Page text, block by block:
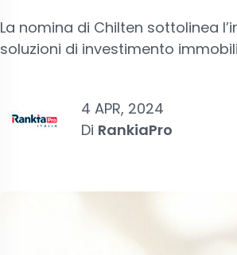
La nomina di Chilten sottolinea
soluzioni di investimento
4 APR, 2024
Di RankiaPro